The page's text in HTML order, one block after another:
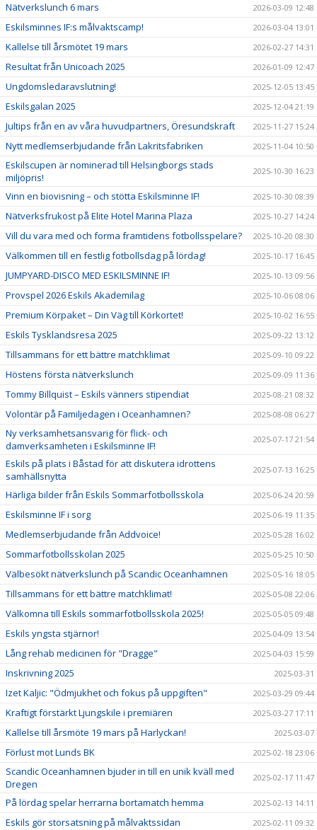
Nätverkslunch 6 mars 2026-03-09 12:48
Eskilsminnes IF:s målvaktscamp! 2026-03-04 13:01
Kallelse till årsmötet 19 mars 2026-02-27 14:31
Resultat från Unicoach 2025 2026-01-09 12:47
Ungdomsledaravslutning! 2025-12-05 13:45
Eskilsgalan 2025 2025-12-04 21:19
Jultips från en av våra huvudpartners, Öresundskraft 2025-11-27 15:24
Nytt medlemserbjudande från Lakritsfabriken 2025-11-04 10:50
Eskilscupen är nominerad till Helsingborgs stads
miljöpris!
2025-10-30 16:23
Vinn en biovisning – och stötta Eskilsminne IF! 2025-10-30 08:39
Nätverksfrukost på Elite Hotel Marina Plaza 2025-10-27 14:24
Vill du vara med och forma framtidens fotbollsspelare? 2025-10-20 08:30
Välkommen till en festlig fotbollsdag på lördag! 2025-10-17 16:45
JUMPYARD-DISCO MED ESKILSMINNE IF! 2025-10-13 09:56
Provspel 2026 Eskils Akademilag 2025-10-06 08:06
Premium Körpaket – Din Väg till Körkortet! 2025-10-02 16:55
Eskils Tysklandsresa 2025 2025-09-22 13:12
Tillsammans för ett bättre matchklimat 2025-09-10 09:22
Höstens första nätverkslunch 2025-09-09 11:36
Tommy Billquist – Eskils vänners stipendiat 2025-08-21 08:32
Volontär på Familjedagen i Oceanhamnen? 2025-08-08 06:27
Ny verksamhetsansvarig för flick- och
damverksamheten i Eskilsminne IF!
2025-07-17 21:54
Eskils på plats i Båstad för att diskutera idrottens
samhällsnytta
2025-07-13 16:25
Härliga bilder från Eskils Sommarfotbollsskola 2025-06-24 20:59
Eskilsminne IF i sorg 2025-06-19 11:35
Medlemserbjudande från Addvoice! 2025-05-28 16:02
Sommarfotbollsskolan 2025 2025-05-25 10:50
Välbesökt nätverkslunch på Scandic Oceanhamnen 2025-05-16 18:05
Tillsammans för ett bättre matchklimat! 2025-05-08 22:06
Välkomna till Eskils sommarfotbollsskola 2025! 2025-05-05 09:48
Eskils yngsta stjärnor! 2025-04-09 13:54
Lång rehab medicinen för "Dragge" 2025-04-03 15:59
Inskrivning 2025 2025-03-31
Izet Kaljic: "Ödmjukhet och fokus på uppgiften" 2025-03-29 09:44
Kraftigt förstärkt Ljungskile i premiären 2025-03-27 17:11
Kallelse till årsmöte 19 mars på Harlyckan! 2025-03-07
Förlust mot Lunds BK 2025-02-18 23:06
Scandic Oceanhamnen bjuder in till en unik kväll med
Dregen
2025-02-17 11:47
På lördag spelar herrarna bortamatch hemma 2025-02-13 14:11
Eskils gör storsatsning på målvaktssidan 2025-02-11 09:32